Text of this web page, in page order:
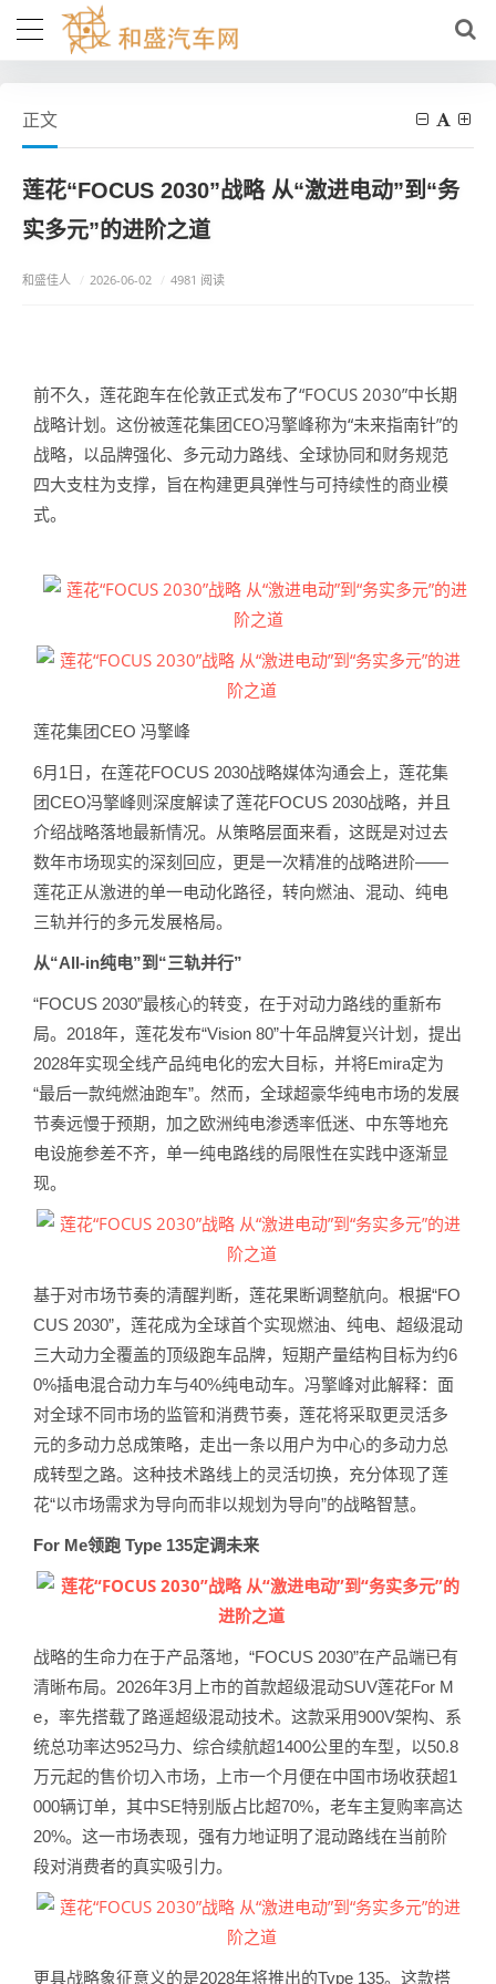
正文
莲花“FOCUS 2030”战略 从“激进电动”到“务
实多元”的进阶之道
和盛佳人 / 2026-06-02 / 4981 阅读
前不久，莲花跑车在伦敦正式发布了“FOCUS 2030”中长期
战略计划。这份被莲花集团CEO冯擎峰称为“未来指南针”的
战略，以品牌强化、多元动力路线、全球协同和财务规范
四大支柱为支撑，旨在构建更具弹性与可持续性的商业模
式。
莲花集团CEO 冯擎峰
6月1日，在莲花FOCUS 2030战略媒体沟通会上，莲花集
团CEO冯擎峰则深度解读了莲花FOCUS 2030战略，并且
介绍战略落地最新情况。从策略层面来看，这既是对过去
数年市场现实的深刻回应，更是一次精准的战略进阶——
莲花正从激进的单一电动化路径，转向燃油、混动、纯电
三轨并行的多元发展格局。
从“All-in纯电”到“三轨并行”
“FOCUS 2030”最核心的转变，在于对动力路线的重新布
局。2018年，莲花发布“Vision 80”十年品牌复兴计划，提出
2028年实现全线产品纯电化的宏大目标，并将Emira定为
“最后一款纯燃油跑车”。然而，全球超豪华纯电市场的发展
节奏远慢于预期，加之欧洲纯电渗透率低迷、中东等地充
电设施参差不齐，单一纯电路线的局限性在实践中逐渐显
现。
基于对市场节奏的清醒判断，莲花果断调整航向。根据“FO
CUS 2030”，莲花成为全球首个实现燃油、纯电、超级混动
三大动力全覆盖的顶级跑车品牌，短期产量结构目标为约6
0%插电混合动力车与40%纯电动车。冯擎峰对此解释：面
对全球不同市场的监管和消费节奏，莲花将采取更灵活多
元的多动力总成策略，走出一条以用户为中心的多动力总
成转型之路。这种技术路线上的灵活切换，充分体现了莲
花“以市场需求为导向而非以规划为导向”的战略智慧。
For Me领跑 Type 135定调未来
战略的生命力在于产品落地，“FOCUS 2030”在产品端已有
清晰布局。2026年3月上市的首款超级混动SUV莲花For M
e，率先搭载了路遥超级混动技术。这款采用900V架构、系
统总功率达952马力、综合续航超1400公里的车型，以50.8
万元起的售价切入市场，上市一个月便在中国市场收获超1
000辆订单，其中SE特别版占比超70%，老车主复购率高达
20%。这一市场表现，强有力地证明了混动路线在当前阶
段对消费者的真实吸引力。
更具战略象征意义的是2028年将推出的Type 135。这款搭